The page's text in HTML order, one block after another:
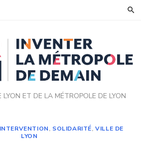
LYON ET DE LA MÉTROPOLE DE LYON
INTERVENTION, SOLIDARITÉ,VILLE DE
LYON